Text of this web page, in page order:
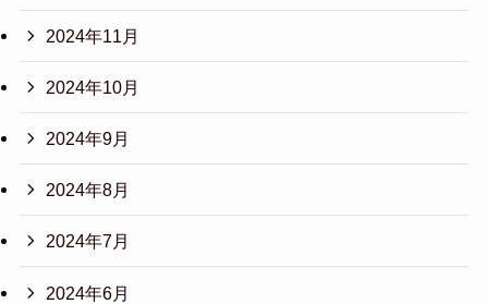
2024年11月
2024年10月
2024年9月
2024年8月
2024年7月
2024年6月